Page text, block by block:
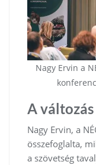
Nagy Ervin a
A
Nagy Ervin, a
összefoglalta,
a szövetség